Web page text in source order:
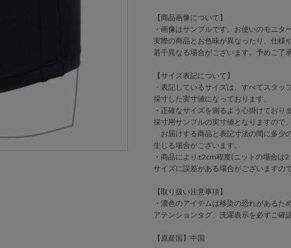
【商品画像について】
・画像はサンプルです。お使いのモニタ
実際の商品とお色味が異なったり、仕様
若干異なる場合がございます。予めご了
【サイズ表記について】
・表記しているサイズは、すべてスタッ
採寸した実寸値になっております。
・正確なサイズを測るよう心掛けており
採寸用サンプルの実寸値となりますので、
お届けする商品と表記寸法の間に多少
生じる場合がございます。
・商品により±2cm程度(ニットの場合は
サイズに誤差がある場合がございますの
【取り扱い注意事項】
・濃色のアイテムは移染の恐れがあるた
アテンションタグ、洗濯表示を必ずご確
【原産国】中国